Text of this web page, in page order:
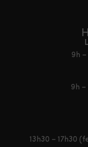
9h –
9h –
13h30 – 17h30